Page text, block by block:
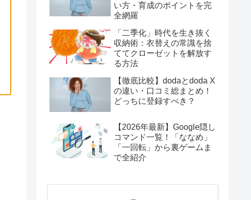
い方・育成のポイントを完
全網羅
「二季化」時代を生き抜く
収納術：衣替えの常識を捨
ててクローゼットを解放す
る方法
【徹底比較】dodaとdoda X
の違い・口コミ総まとめ！
どっちに登録すべき？
【2026年最新】Google隠し
コマンド一覧！「ななめ」
「一回転」から裏ゲームま
で全紹介